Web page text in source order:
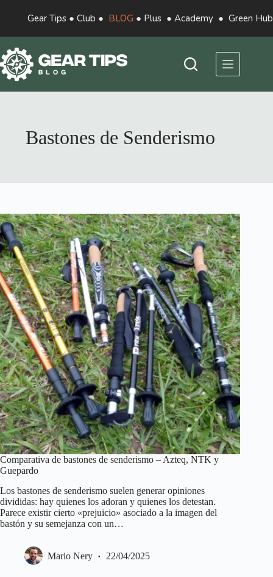
Gear Tips ● Club ● BLOG ● Plus ● Academy ● Green Hub
Bastones de Senderismo
Comparativa de bastones de senderismo – Azteq, NTK y
Guepardo
Los bastones de senderismo suelen generar opiniones
divididas: hay quienes los adoran y quienes los detestan.
Parece existir cierto «prejuicio» asociado a la imagen del
bastón y su semejanza con un…
Mario Nery 22/04/2025